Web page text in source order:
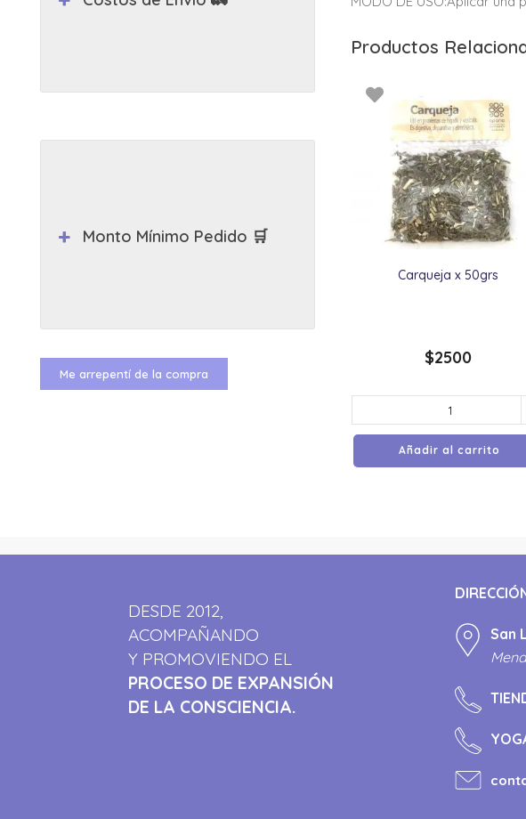
Productos
Carqueja x 50grs
$2500
Añadir al carrito
Monto Mínimo Pedido 🛒
Me arrepentí de la compra
DESDE 2012,
ACOMPAÑANDO
Y PROMOVIENDO EL
PROCESO DE EXPANSIÓN
DE LA CONSCIENCIA.
San